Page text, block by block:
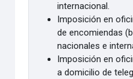
internacional.
Imposición en
de encomiendas
nacionales e
Imposición en
a domicilio de